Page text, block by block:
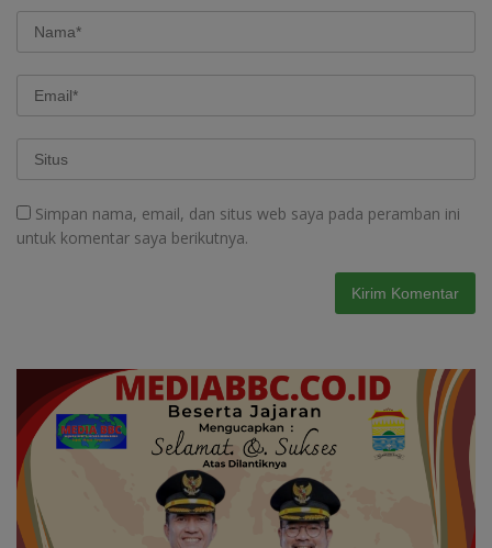
Simpan nama, email, dan situs web saya pada peramban ini
untuk komentar saya berikutnya.